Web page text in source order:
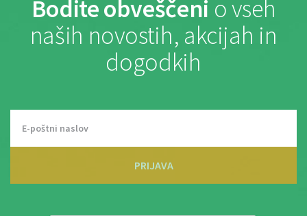
Bodite obveščeni o vseh
naših novostih, akcijah in
dogodkih
PRIJAVA